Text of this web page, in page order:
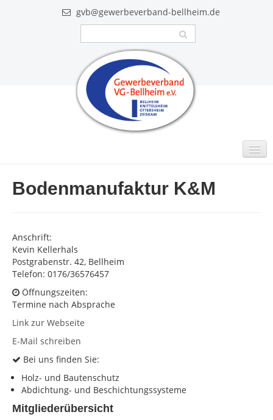
gvb@gewerbeverband-bellheim.de
MITGLIEDER
VIDEO
AKTUELLES
KONTAKT
Datenschutz
Bodenmanufaktur K&M
Anschrift:
Kevin Kellerhals
Postgrabenstr. 42, Bellheim
Telefon: 0176/36576457
Öffnungszeiten:
Termine nach Absprache
Link zur Webseite
E-Mail schreiben
Bei uns finden Sie:
Holz- und Bautenschutz
Abdichtung- und Beschichtungssysteme
Mitgliederübersicht